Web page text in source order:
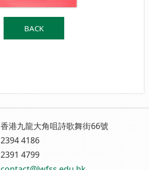
BACK
香港九龍大角咀詩歌舞街66號
2394 4186
2391 4799